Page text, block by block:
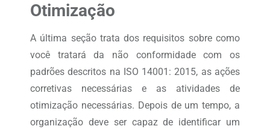
Otimização
A última seção trata dos requisitos sobre como
você tratará da não conformidade com os
padrões descritos na ISO 14001: 2015, as ações
corretivas necessárias e as atividades de
otimização necessárias. Depois de um tempo, a
organização deve ser capaz de identificar um